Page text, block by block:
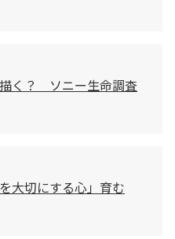
く？ ソニー生命調査
大切にする心」育む